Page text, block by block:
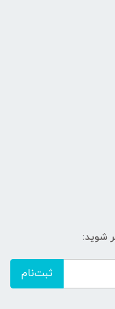
شوید:
ثبت‌نام